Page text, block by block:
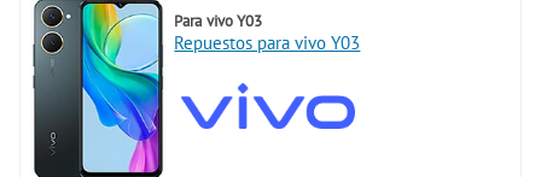
Para vivo Y03
Repuestos para vivo Y03